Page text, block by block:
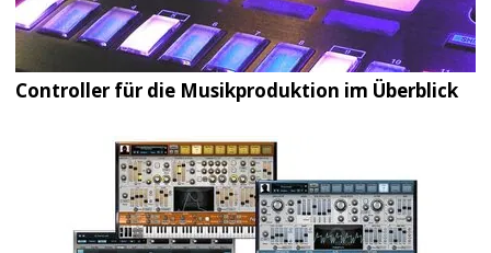
Controller für die Musikproduktion im Überblick